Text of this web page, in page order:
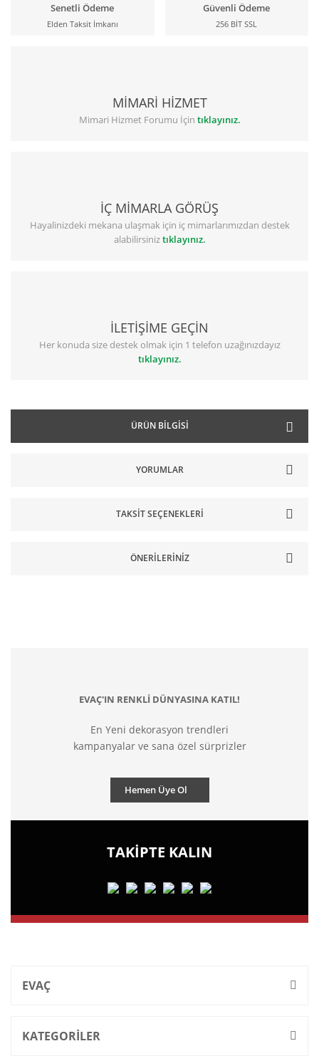
Senetli Ödeme
Elden Taksit İmkanı
Güvenli Ödeme
256 BİT SSL
MİMARİ HİZMET
Mimari Hizmet Forumu İçin tıklayınız.
İÇ MİMARLA GÖRÜŞ
Hayalinizdeki mekana ulaşmak için iç mimarlarımızdan destek
alabilirsiniztıklayınız.
İLETİŞİME GEÇİN
Her konuda size destek olmak için 1 telefon uzağınızdayız
tıklayınız.
ÜRÜN BILGISI
YORUMLAR
TAKSIT SEÇENEKLERI
ÖNERILERINIZ
EVAÇ'IN RENKLİ DÜNYASINA KATIL!
En Yeni dekorasyon trendleri
kampanyalar ve sana özel sürprizler
Hemen Üye Ol
TAKİPTE KALIN
EVAÇ
KATEGORİLER